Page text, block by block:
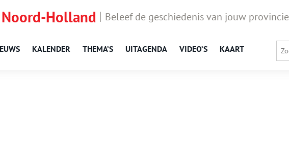
Holland Beleef de geschiedenis van jouw provincie
KALENDER THEMA’S UITAGENDA VIDEO’S KAART